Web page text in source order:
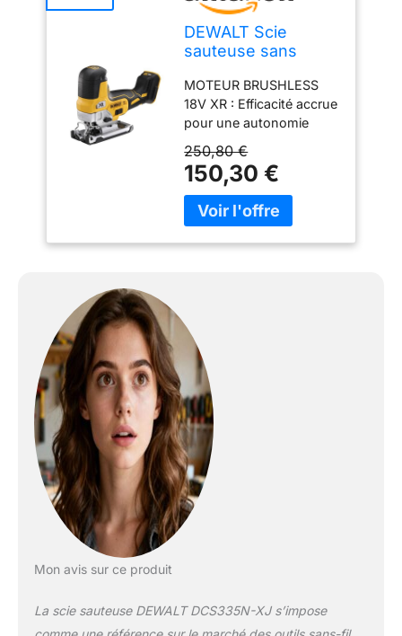
DEWALT Scie
sauteuse sans
poignée intégrée,
outil seul,
DCS335N-XJ
MOTEUR BRUSHLESS
18V XR : Efficacité accrue
pour une autonomie
durabilité supérieure.
DESIGN BODY GRIP :
Prise en main facile et
contrôle maximal, même
lames pour une
productivité optimale.
SEMELLE BISEAUTÉE
SANS CLÉ EN MÉTAL :
Découpes en biseau
polyvalentes avec des
crans faciles à 0°, 15°,
30° et 45° pour des
résultats précis. ACTION
PENDULAIRE À 4
POSITIONS : Adaptez la
POUSSIÈRE : Maintient la
ligne de coupe dégagée
250,80 €
150,30 €
Mon avis sur ce produit
La scie sauteuse DEWALT DCS335N-XJ s’impose